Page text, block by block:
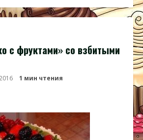
с фруктами» со взбитыми
1 мин чтения